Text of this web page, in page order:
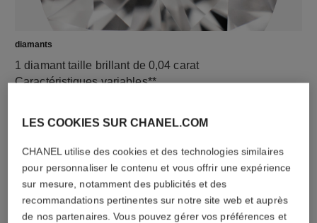
diamants
1 diamant taille brillant de 0,04 carat
Caractéristiques variables**
LES COOKIES SUR CHANEL.COM
CHANEL utilise des cookies et des technologies similaires
pour personnaliser le contenu et vous offrir une expérience
sur mesure, notamment des publicités et des
recommandations pertinentes sur notre site web et auprès
de nos partenaires. Vous pouvez gérer vos préférences et